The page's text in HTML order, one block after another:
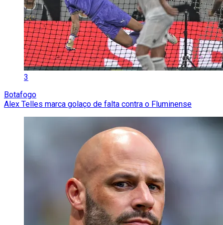
3
Botafogo
Alex Telles marca golaço de falta contra o Fluminense